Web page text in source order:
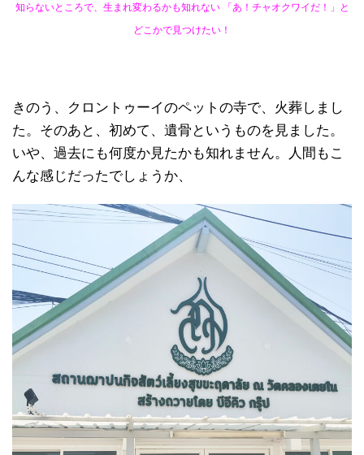
知らないところで、生まれ変わるかも知れない 「あ！チャオクワイだ！」と
どこかで見つけたい！
きのう、クロントゥーイのペットの寺で、火葬しまし
た。そのあと、初めて、遺骨というものを見ました。
いや、過去にも何度か見たかも知れません。人間もこ
んな感じだったでしょうか、